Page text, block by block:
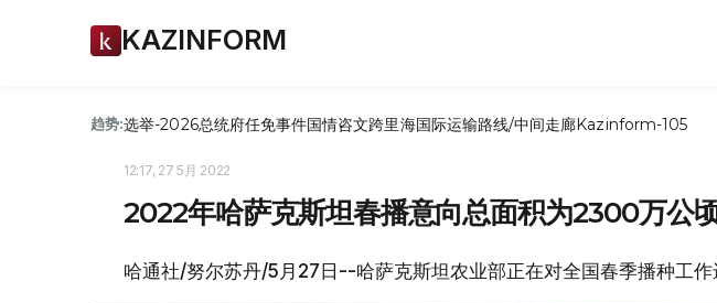
KAZINFORM
趋势:选举-2026总统府任免事件国情咨文跨里海国际运输路线/中间走廊Kazinform-105
12:17, 27 5月 2022
2022年哈萨克斯坦春播意向总面积为2300万公
哈通社/努尔苏丹/5月27日--哈萨克斯坦农业部正在对全国春季播种工作